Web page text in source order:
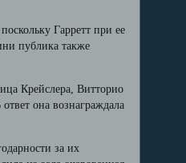
Гарретт при ее
публика также
Крейслера, Витторио
она вознаграждала
за их